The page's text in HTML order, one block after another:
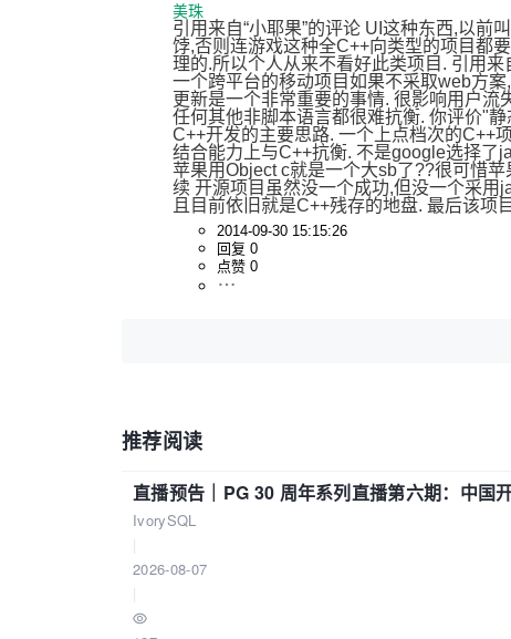
美珠
引用来自“小耶果”的评论 UI这种东西,以
饽,否则连游戏这种全C++向类型的项目都
理的.所以个人从来不看好此类项目. 引用
一个跨平台的移动项目如果不采取web方
更新是一个非常重要的事情. 很影响用户
任何其他非脚本语言都很难抗衡. 你评价"
C++开发的主要思路. 一个上点档次的C++
结合能力上与C++抗衡. 不是google选择了
苹果用Object c就是一个大sb了??很可惜
续 开源项目虽然没一个成功,但没一个采用
且目前依旧就是C++残存的地盘. 最后该项
2014-09-30 15:15:26
回复 0
点赞 0
推荐阅读
直播预告｜PG 30 周年系列直播第六期：中
IvorySQL
2026-08-07